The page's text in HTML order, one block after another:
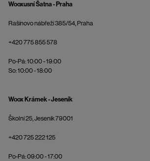
Wooxusní Šatna - Praha
Rašínovo nábřeží 385/54, Praha
+420 775 855 578
Po-Pá: 10:00 - 19:00
So: 10:00 - 18:00
Woox Krámek - Jeseník
Školní 25, Jeseník 79001
+420 725 222 125
Po-Pá: 09:00 - 17:00